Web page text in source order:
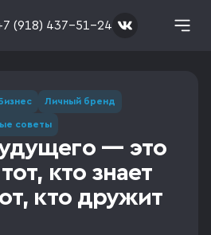
(918) 437-51-24
Личный бренд
советы
— это
кто знает
кто дружит